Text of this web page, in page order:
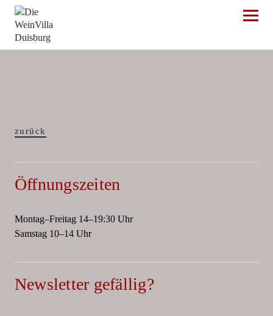
Die WeinVilla Duisburg
zurück
Öffnungszeiten
Montag–Freitag 14–19:30 Uhr
Samstag 10–14 Uhr
Newsletter gefällig?